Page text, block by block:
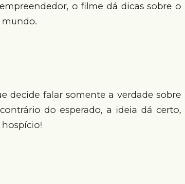
o filme dá dicas sobre o
decide falar somente a verdade sobre
do esperado, a ideia dá certo,